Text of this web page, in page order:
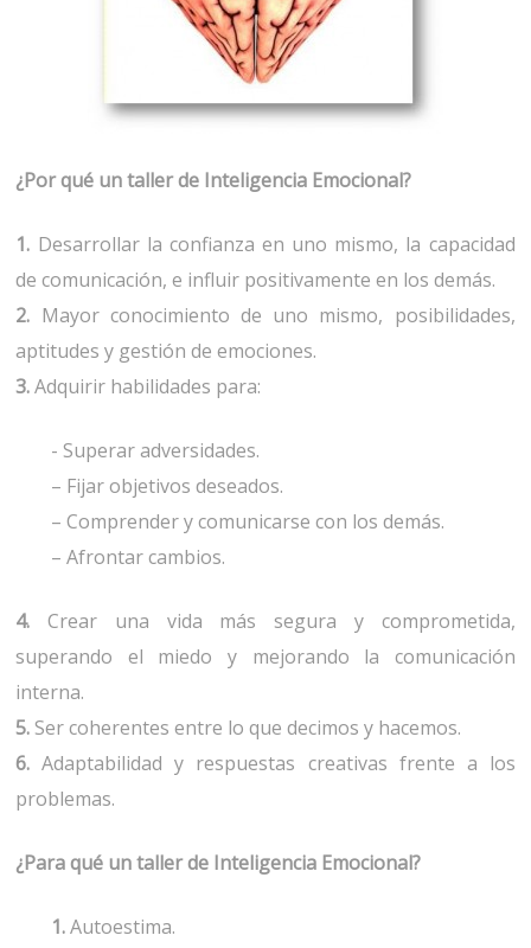
¿Por qué un taller de Inteligencia Emocional?
1. Desarrollar la confianza en uno mismo, la capacidad
de comunicación, e influir positivamente en los demás.
2. Mayor conocimiento de uno mismo, posibilidades,
aptitudes y gestión de emociones.
3.Adquirir habilidades para:
- Superar adversidades.
– Fijar objetivos deseados.
– Comprender y comunicarse con los demás.
– Afrontar cambios.
4.Crear una vida más segura y comprometida,
superando el miedo y mejorando la comunicación
interna.
5. Ser coherentes entre lo que decimos y hacemos.
6.Adaptabilidad y respuestas creativas frente a los
problemas.
¿Para qué un taller de Inteligencia Emocional?
1.Autoestima.